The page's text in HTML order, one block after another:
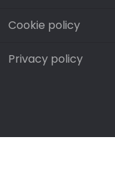
Cookie policy
Privacy policy